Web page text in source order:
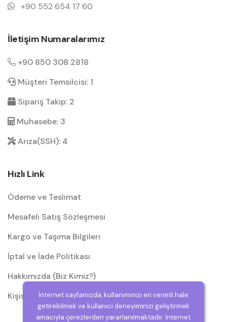
+90 552 654 17 60
İletişim Numaralarımız
+90 850 308 2818
Müşteri Temsilcisi: 1
Sipariş Takip: 2
Muhasebe: 3
Arıza(SSH): 4
Hızlı Link
Ödeme ve Teslimat
Mesafeli Satış Sözleşmesi
Kargo ve Taşıma Bilgileri
İptal ve İade Politikası
Hakkımızda (Biz Kimiz?)
Kişisel Verilerin Korunması (KVKK)
İnternet sayfamızda, kullanımınızı en verimli hale
getirebilmek ve kullanıcı deneyiminizi geliştirmek
amacıyla çerezlerden yararlanılmaktadır. İnternet